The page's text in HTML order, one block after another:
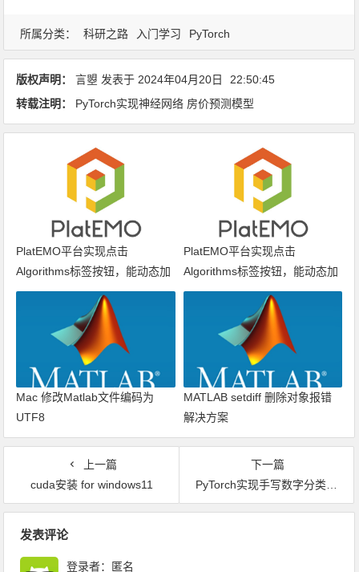
所属分类： 科研之路 入门学习 PyTorch
版权声明： 言曌 发表于 2024年04月20日
22:50:45
转载注明：
PyTorch实现神经网络 房价预测模型
PlatEMO平台实现点击
Algorithms标签按钮，能动态加
载算法列表
PlatEMO平台实现点击
Algorithms标签按钮，能动态加
载算法列表
Mac 修改Matlab文件编码为
UTF8
MATLAB setdiff 删除对象报错
解决方案
上一篇
cuda安装 for windows11
下一篇
PyTorch实现手写数字分类模型搭建
发表评论
登录者：匿名